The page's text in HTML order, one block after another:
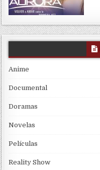
Anime
Documental
Doramas
Novelas
Películas
Reality Show